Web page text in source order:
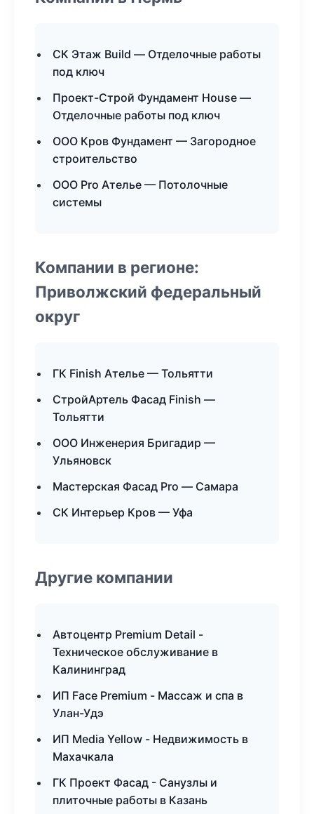
СК Этаж Build — Отделочные работы
под ключ
Проект-Строй Фундамент House —
Отделочные работы под ключ
ООО Кров Фундамент — Загородное
строительство
ООО Pro Ателье — Потолочные
системы
Компании в регионе:
Приволжский федеральный
округ
ГК Finish Ателье — Тольятти
СтройАртель Фасад Finish —
Тольятти
ООО Инженерия Бригадир —
Ульяновск
Мастерская Фасад Pro — Самара
СК Интерьер Кров — Уфа
Другие компании
Автоцентр Premium Detail -
Техническое обслуживание в
Калининград
ИП Face Premium - Массаж и спа в
Улан-Удэ
ИП Media Yellow - Недвижимость в
Махачкала
ГК Проект Фасад - Санузлы и
плиточные работы в Казань